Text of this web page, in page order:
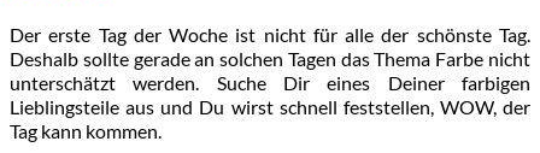
Der erste Tag der Woche ist nicht für alle der schönste Tag.
Deshalb sollte gerade an solchen Tagen das Thema Farbe nicht
unterschätzt werden. Suche Dir eines Deiner farbigen
Lieblingsteile aus und Du wirst schnell feststellen, WOW, der
Tag kann kommen.